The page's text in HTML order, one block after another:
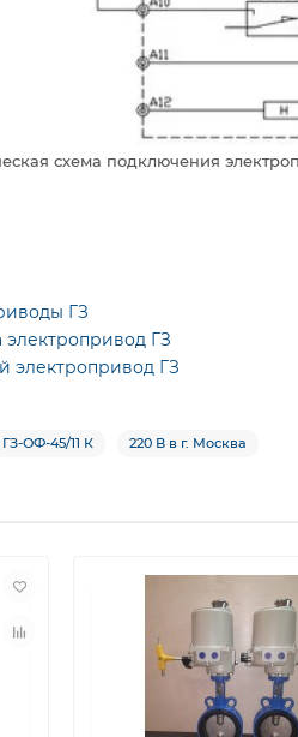
схема подключения
ГЗ
электропривод ГЗ
электропривод ГЗ
ОФ-45/11 К 220 В в г. Москва